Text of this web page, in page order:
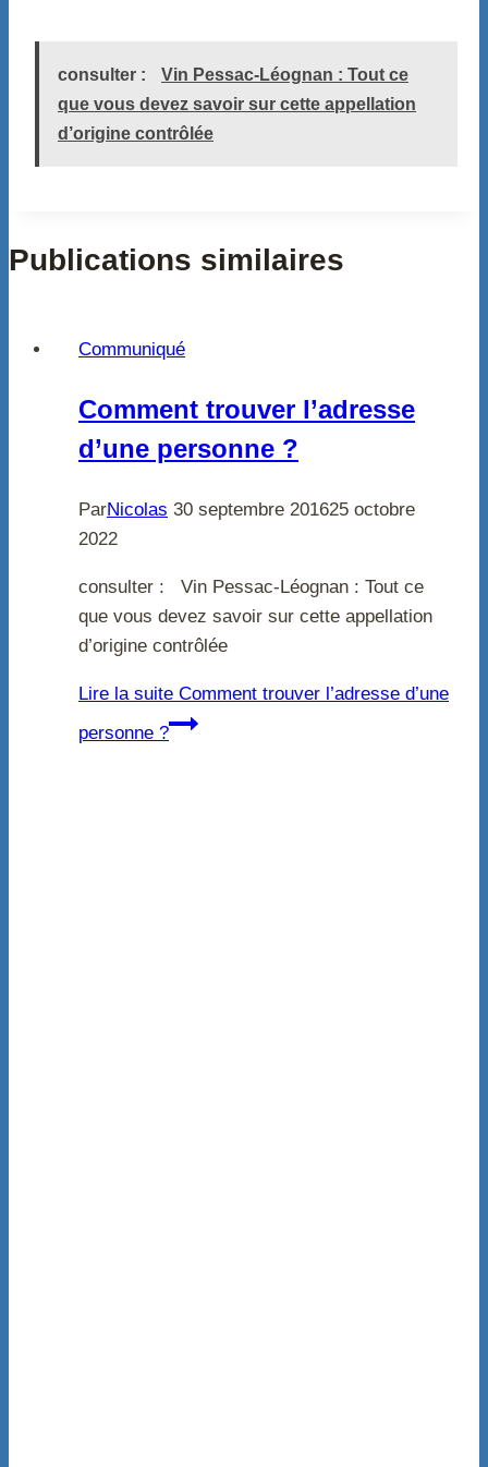
consulter :
Vin Pessac-Léognan : Tout ce
que vous devez savoir sur cette appellation
d’origine contrôlée
Publications similaires
Communiqué
Comment trouver l’adresse
d’une personne ?
ParNicolas 30 septembre 201625 octobre
2022
consulter : Vin Pessac-Léognan : Tout ce
que vous devez savoir sur cette appellation
d’origine contrôlée
Lire la suite Comment trouver l’adresse d’une
personne ?